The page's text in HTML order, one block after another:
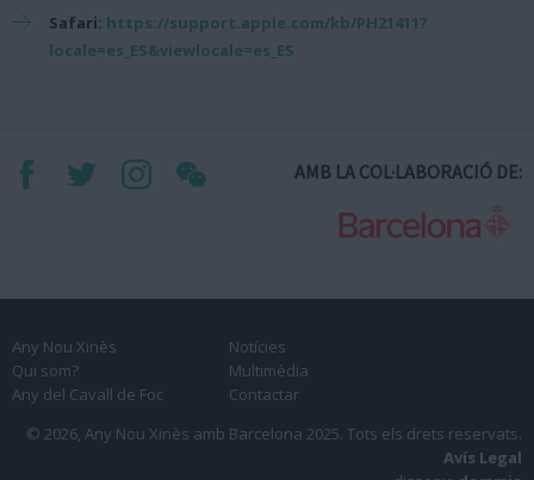
Safari: https://support.apple.com/kb/PH21411?
locale=es_ES&viewlocale=es_ES
AMB LA COL·LABORACIÓ DE:
Any Nou Xinès
Qui som?
Any del Cavall de Foc
Notícies
Multimèdia
Contactar
© 2026, Any Nou Xinès amb Barcelona 2025. Tots els drets reservats.
Avís Legal